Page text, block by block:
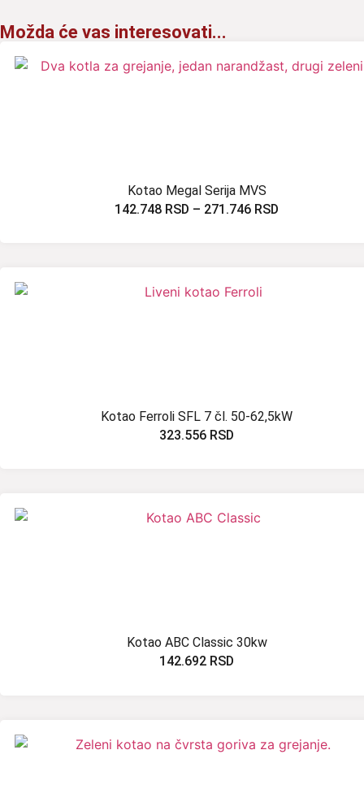
Možda će vas interesovati...
Kotao Megal Serija MVS
142.748 RSD – 271.746 RSD
Kotao Ferroli SFL 7 čl. 50-62,5kW
323.556 RSD
Kotao ABC Classic 30kw
142.692 RSD